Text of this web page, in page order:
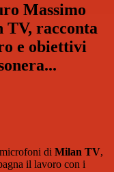
Massimo
TV, racconta
e obiettivi
di Milan TV,
il lavoro con i